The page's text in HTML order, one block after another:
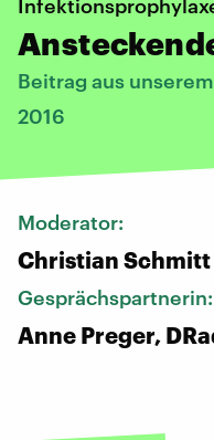
Beitrag aus
2016
Moderator:
Christian Schmitt
Gesprächspartnerin:
Anne Preger,